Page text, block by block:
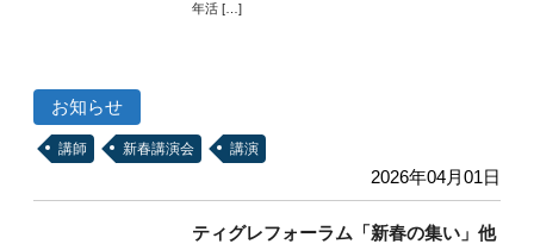
年活 […]
お知らせ
講師 新春講演会 講演
2026年04月01日
ティグレフォーラム「新春の集い」他